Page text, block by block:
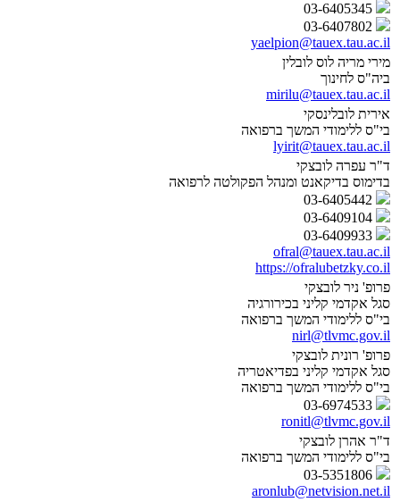
yaelpion@tauex.tau.ac.il
מירי מריה לוס לובלין
ביה"ס לחינוך
mirilu@tauex.tau.ac.il
אירית לובלינסקי
בי"ס ללימודי המשך ברפואה
lyirit@tauex.tau.ac.il
ד"ר עפרה לובצקי
בדימוס בדיקאנט ומנהל הפקולטה לרפואה
ofral@tauex.tau.ac.il
https://ofralubetzky.co.il
פרופ' ניר לובצקי
סגל אקדמי קליני בכירורגיה
בי"ס ללימודי המשך ברפואה
nirl@tlvmc.gov.il
פרופ' רונית לובצקי
סגל אקדמי קליני בפדיאטריה
בי"ס ללימודי המשך ברפואה
ronitl@tlvmc.gov.il
ד"ר אהרן לובצקי
בי"ס ללימודי המשך ברפואה
aronlub@netvision.net.il